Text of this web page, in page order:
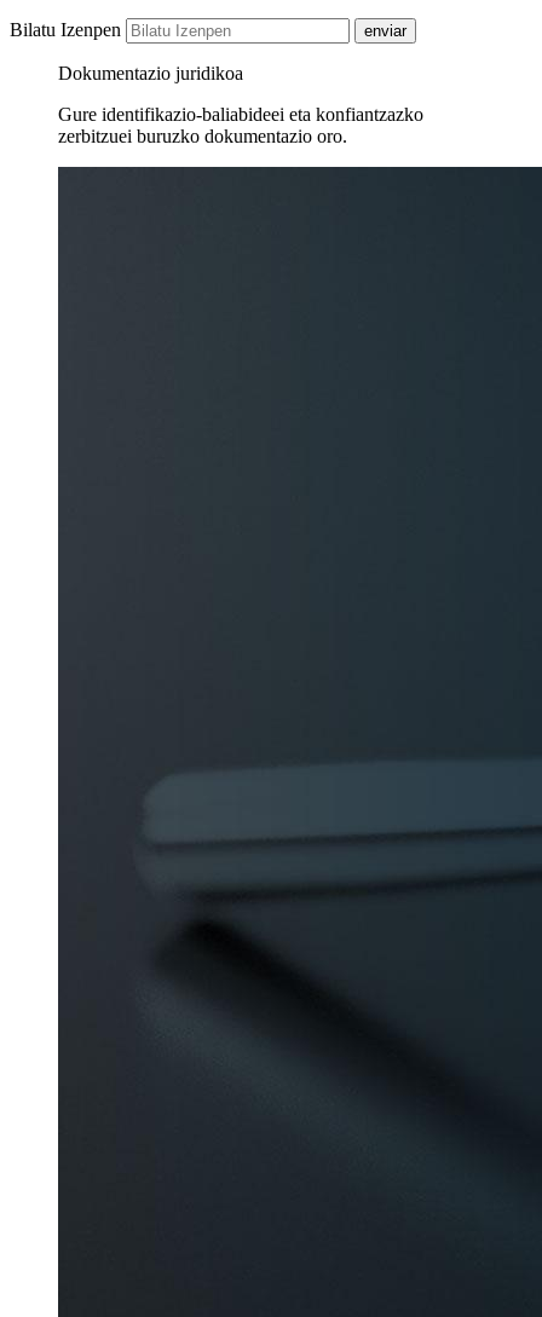
Bilatu Izenpen
Dokumentazio juridikoa
Gure identifikazio-baliabideei eta konfiantzazko
zerbitzuei buruzko dokumentazio oro.